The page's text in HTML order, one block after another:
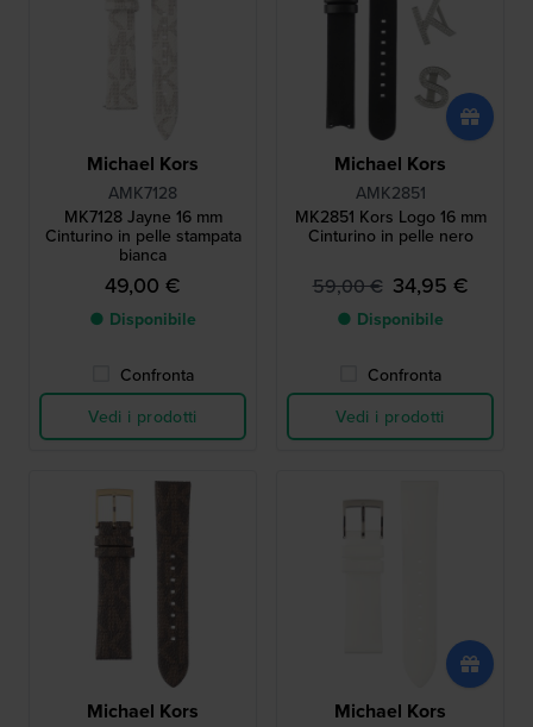
Michael Kors
AMK7128
MK7128 Jayne 16 mm
Cinturino in pelle stampata
bianca
49,00 €
● Disponibile
Confronta
Vedi i prodotti
Michael Kors
AMK2851
MK2851 Kors Logo 16 mm
Cinturino in pelle nero
59,00 € 34,95 €
● Disponibile
Confronta
Vedi i prodotti
Michael Kors Michael Kors